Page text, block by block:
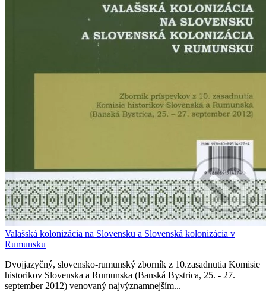
Valašská kolonizácia na Slovensku a Slovenská kolonizácia v
Rumunsku
Dvojjazyčný, slovensko-rumunský zborník z 10.zasadnutia Komisie
historikov Slovenska a Rumunska (Banská Bystrica, 25. - 27.
september 2012) venovaný najvýznamnejším...